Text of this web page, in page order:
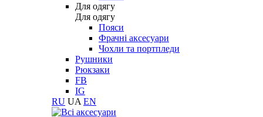
Для одягу
Для одягу
Пояси
Фрачні аксесуари
Чохли та портпледи
Рушники
Рюкзаки
FB
IG
RU UA EN